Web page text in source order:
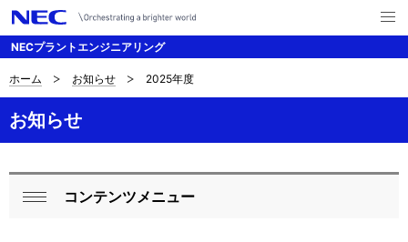
NECプラントエンジニアリング
メ
ニ
ナ
ビ
ゲ
ー
B
r
ホーム お知らせ 2025年度
お知らせ
コンテンツメニュー